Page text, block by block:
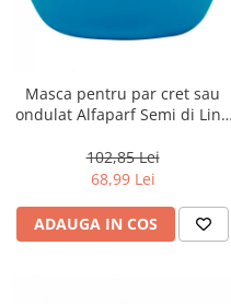
Masca pentru par cret sau
ondulat Alfaparf Semi di Lino
102,85 Lei
68,99 Lei
ADAUGA IN COS